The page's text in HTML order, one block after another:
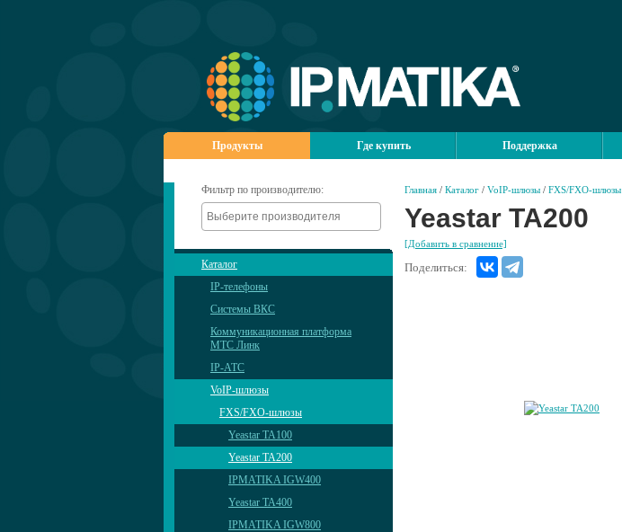
Продукты Где купить Поддержка
Фильтр по производителю:
Каталог
IP-телефоны
Системы ВКС
Коммуникационная платформа
МТС Линк
IP-АТС
VoIP-шлюзы
FXS/FXO-шлюзы
Yeastar TA100
Yeastar TA200
IPMATIKA IGW400
Yeastar TA400
IPMATIKA IGW800
Главная / Каталог / VoIP-шлюзы / FXS/FXO-шлюзы
Yeastar TA200
[Добавить в сравнение]
Поделиться: